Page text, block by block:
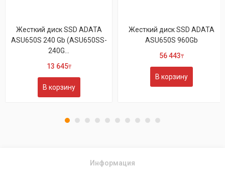
Жесткий диск SSD ADATA
ASU650S 240 Gb (ASU650SS-
240G...
13 645₸
В корзину
Жесткий диск SSD ADATA
ASU650S 960Gb
56 443₸
В корзину
Информация